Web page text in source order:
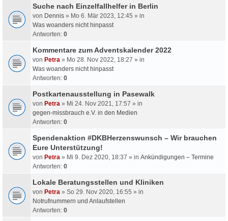
Suche nach Einzelfallhelfer in Berlin
von Dennis » Mo 6. Mär 2023, 12:45 » in
Was woanders nicht hinpasst
Antworten: 0
Kommentare zum Adventskalender 2022
von Petra » Mo 28. Nov 2022, 18:27 » in
Was woanders nicht hinpasst
Antworten: 0
Postkartenausstellung in Pasewalk
von Petra » Mi 24. Nov 2021, 17:57 » in
gegen-missbrauch e.V. in den Medien
Antworten: 0
Spendenaktion #DKBHerzenswunsch – Wir brauchen
Eure Unterstützung!
von Petra » Mi 9. Dez 2020, 18:37 » in Ankündigungen – Termine
Antworten: 0
Lokale Beratungsstellen und Kliniken
von Petra » So 29. Nov 2020, 16:55 » in
Notrufnummern und Anlaufstellen
Antworten: 0